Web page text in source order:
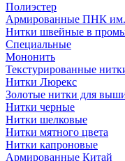
Полиэстер
Армированные ПНК
Нитки швейные в
Специальные
Мононить
Текстурированные
Нитки Люрекс
Золотые нитки для
Нитки черные
Нитки шелковые
Нитки мятного цвета
Нитки капроновые
Армированные Китай